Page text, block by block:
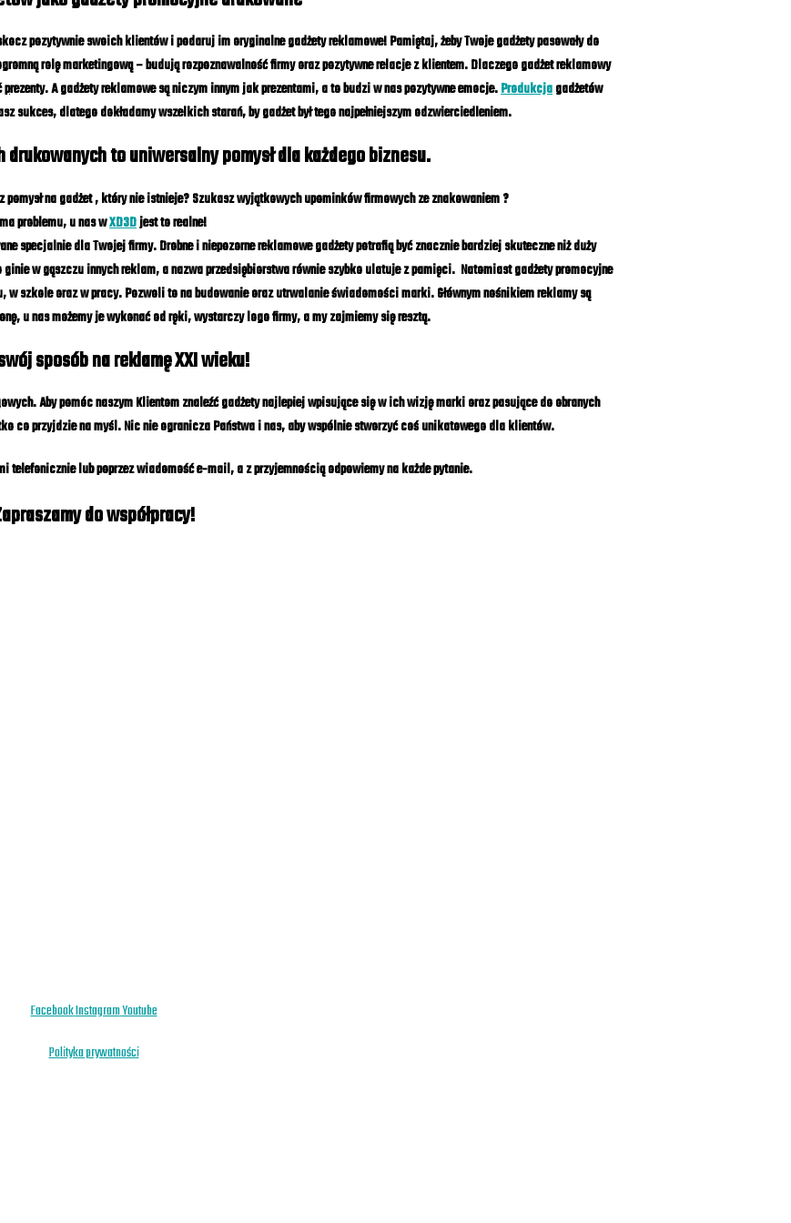
pozytywnie swoich klientów i podaruj im oryginalne gadżety reklamowe! Pamiętaj, żeby Twoje gadżety pasowały do
rolę marketingową – budują rozpoznawalność firmy oraz pozytywne relacje z klientem. Dlaczego gadżet reklamowy
prezenty. A gadżety reklamowe są niczym innym jak prezentami, a to budzi w nas pozytywne emocje.Produkcjagadżetów
sukces, dlatego dokładamy wszelkich starań, by gadżet był tego najpełniejszym odzwierciedleniem.
to uniwersalny pomysł dla każdego biznesu.
na gadżet , który nie istnieje? Szukasz wyjątkowych upominków firmowych ze znakowaniem ?
problemu, u nas wXD3Djest to realne!
specjalnie dla Twojej firmy. Drobne i niepozorne reklamowe gadżety potrafią być znacznie bardziej skuteczne niż duży
w gąszczu innych reklam, a nazwa przedsiębiorstwa równie szybko ulatuje z pamięci. Natomiast gadżety promocyjne
szkole oraz w pracy. Pozwoli to na budowanie oraz utrwalanie świadomości marki. Głównym nośnikiem reklamy są
u nas możemy je wykonać od ręki, wystarczy logo firmy, a my zajmiemy się resztą.
sposób na reklamę XXI wieku!
Aby pomóc naszym Klientom znaleźć gadżety najlepiej wpisujące się w ich wizję marki oraz pasujące do obranych
co przyjdzie na myśl. Nic nie ogranicza Państwa i nas, aby wspólnie stworzyć coś unikatowego dla klientów.
lub poprzez wiadomość e-mail, a z przyjemnością odpowiemy na każde pytanie.
do współpracy!
FacebookInstagramYoutube
Polityka prywatności